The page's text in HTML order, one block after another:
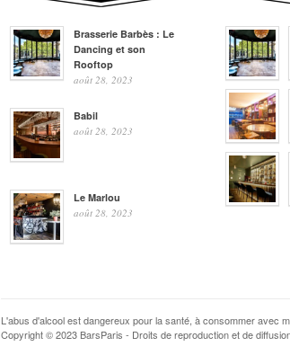
Brasserie Barbès : Le
Dancing et son
Rooftop
août 28, 2023
Babil
août 28, 2023
Le Marlou
août 28, 2023
L'abus d'alcool est dangereux pour la santé, à consommer avec
Copyright © 2023 BarsParis - Droits de reproduction et de